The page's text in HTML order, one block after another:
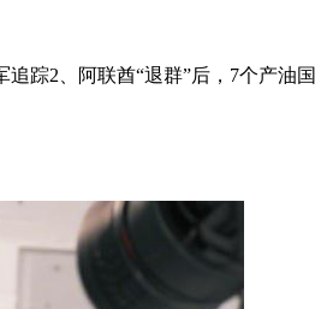
踪2、阿联酋“退群”后，7个产油